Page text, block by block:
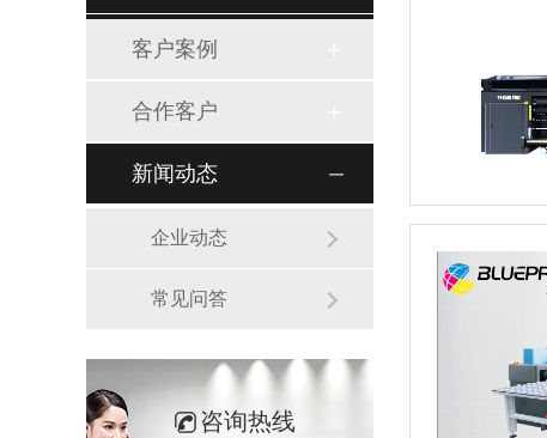
客户案例
合作客户
新闻动态
企业动态
常见问答
咨询热线